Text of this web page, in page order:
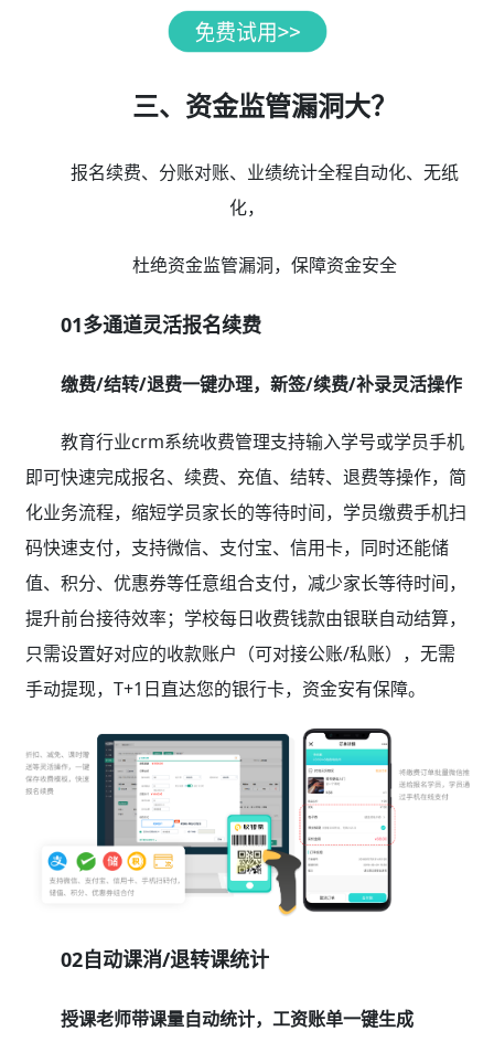
三、资金监管漏洞大？
报名续费、分账对账、业绩统计全程自动化、无纸
化，
杜绝资金监管漏洞，保障资金安全
01多通道灵活报名续费
缴费/结转/退费一键办理，新签/续费/补录灵活操作
教育行业crm系统收费管理支持输入学号或学员手机
即可快速完成报名、续费、充值、结转、退费等操作，简
化业务流程，缩短学员家长的等待时间，学员缴费手机扫
码快速支付，支持微信、支付宝、信用卡，同时还能储
值、积分、优惠券等任意组合支付，减少家长等待时间，
提升前台接待效率；学校每日收费钱款由银联自动结算，
只需设置好对应的收款账户（可对接公账/私账），无需
手动提现，T+1日直达您的银行卡，资金安有保障。
02自动课消/退转课统计
授课老师带课量自动统计，工资账单一键生成